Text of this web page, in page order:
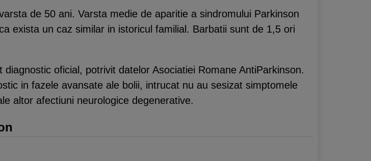
de 50 ani. Varsta medie de aparitie a sindromului Parkinson
exista un caz similar in istoricul familial. Barbatii sunt de 1,5 ori
oficial, potrivit datelor Asociatiei Romane AntiParkinson.
in fazele avansate ale bolii, intrucat nu au sesizat simptomele
altor afectiuni neurologice degenerative.